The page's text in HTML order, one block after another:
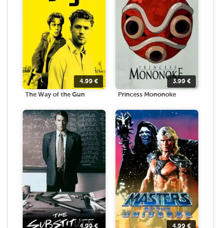
4.99 €
The Way of the Gun
3.99 €
Princess Mononoke
4.99€ 4.99 €